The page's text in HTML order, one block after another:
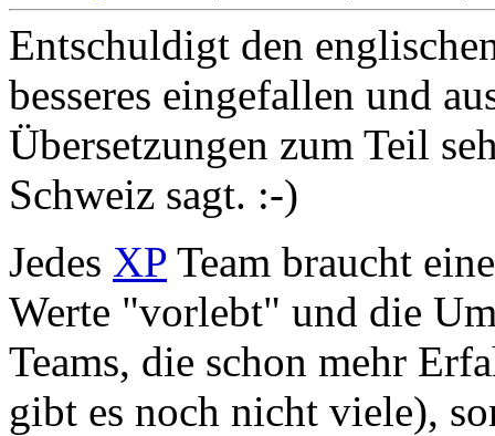
Entschuldigt den
besseres eingefallen und
Übersetzungen zum Teil
Schweiz sagt. :-)
Jedes XP Team braucht
Werte "vorlebt" und die
Teams, die schon mehr
gibt es noch nicht viele),